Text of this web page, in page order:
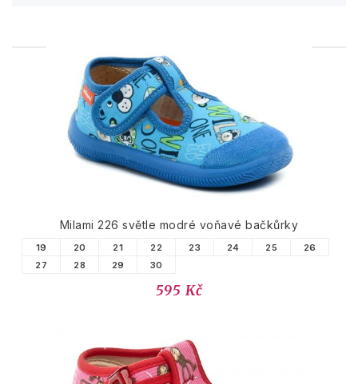
PODOBNÉ PRODUKTY
Milami 226 světle modré voňavé bačkůrky
19 20 21 22 23 24 25
26
27
28 29 30
595 Kč